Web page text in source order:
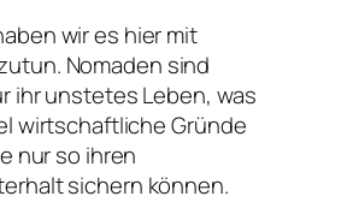
wir es hier mit
Nomaden sind
ihr unstetes Leben, was
wirtschaftliche Gründe
nur so ihren
sichern können.